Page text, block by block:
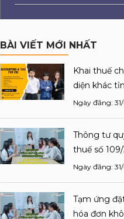
BÀI VIẾT MỚI NHẤT
Khai thuế
diện khác
Ngày đăng:
Thông tư
thuế số
Ngày đăng:
Tạm ứng
hóa đơn